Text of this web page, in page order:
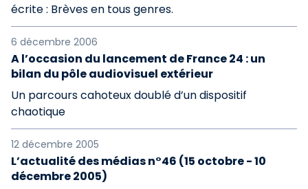
écrite : Brèves en tous genres.
6 décembre 2006
A l’occasion du lancement de France 24 : un
bilan du pôle audiovisuel extérieur
Un parcours cahoteux doublé d’un dispositif
chaotique
12 décembre 2005
L’actualité des médias n°46 (15 octobre - 10
décembre 2005)